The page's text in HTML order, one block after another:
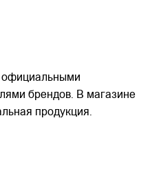
официальными
брендов. В магазине
продукция.